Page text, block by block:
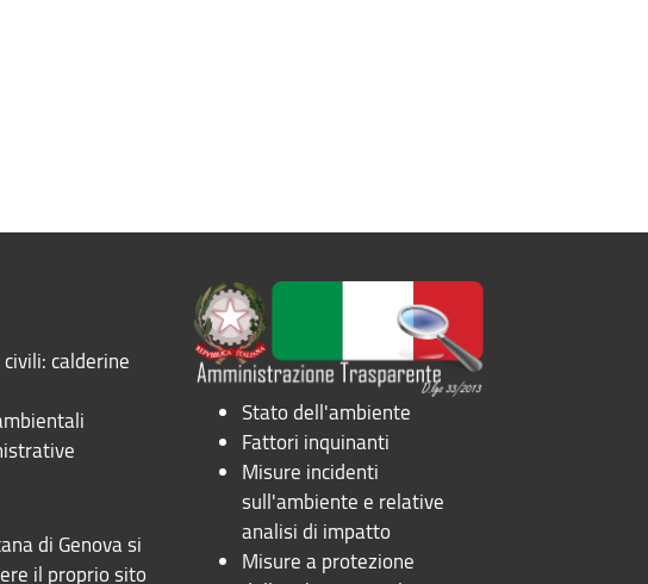
calderine
di Genova si
il proprio sito
Stato dell'ambiente
Fattori inquinanti
Misure incidenti
sull'ambiente e relative
analisi di impatto
Misure a protezione